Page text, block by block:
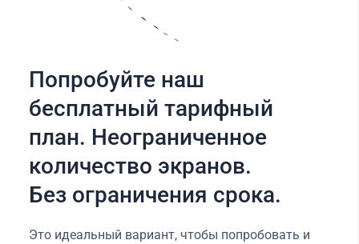
Попробуйте наш
бесплатный тарифный
план. Неограниченное
количество экранов.
Без ограничения срока.
Это идеальный вариант, чтобы попробовать и